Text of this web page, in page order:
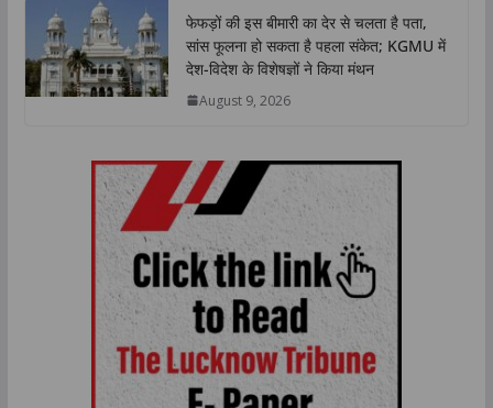
फेफड़ों की इस बीमारी का देर से चलता है पता,
सांस फूलना हो सकता है पहला संकेत; KGMU में
देश-विदेश के विशेषज्ञों ने किया मंथन
August 9, 2026